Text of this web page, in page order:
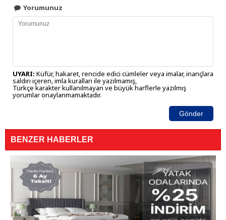
Yorumunuz
UYARI: Küfür, hakaret, rencide edici cümleler veya imalar, inançlara
saldırı içeren, imla kuralları ile yazılmamış,
Türkçe karakter kullanılmayan ve büyük harflerle yazılmış
yorumlar onaylanmamaktadır.
Gönder
BENZER HABERLER